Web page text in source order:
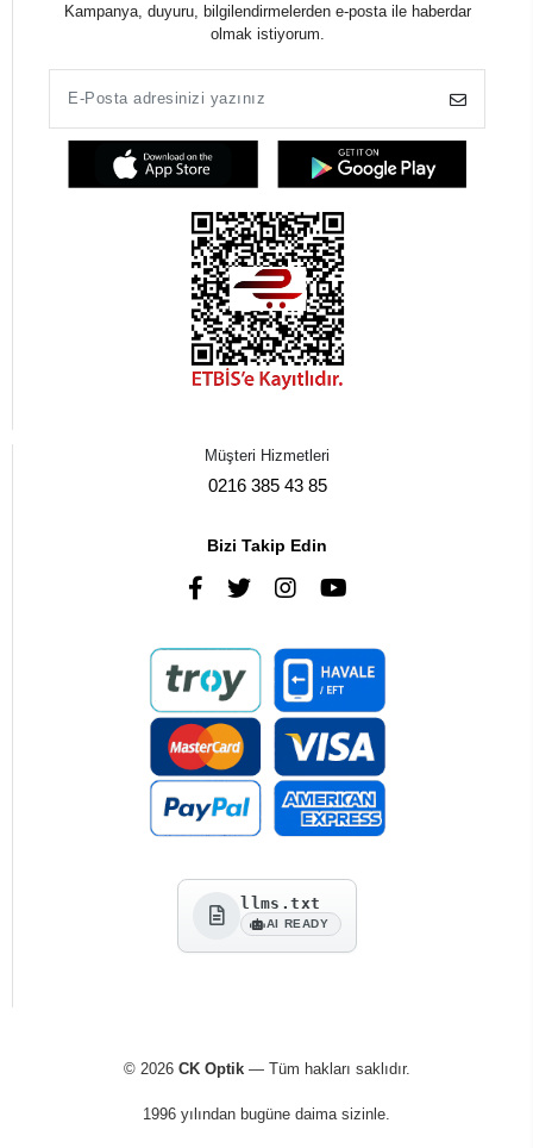
Kampanya, duyuru, bilgilendirmelerden e-posta ile haberdar
olmak istiyorum.
Müşteri Hizmetleri
0216 385 43 85
Bizi Takip Edin
llms.txt
AI READY
© 2026 CK Optik— Tüm hakları saklıdır.
1996 yılından bugüne daima sizinle.